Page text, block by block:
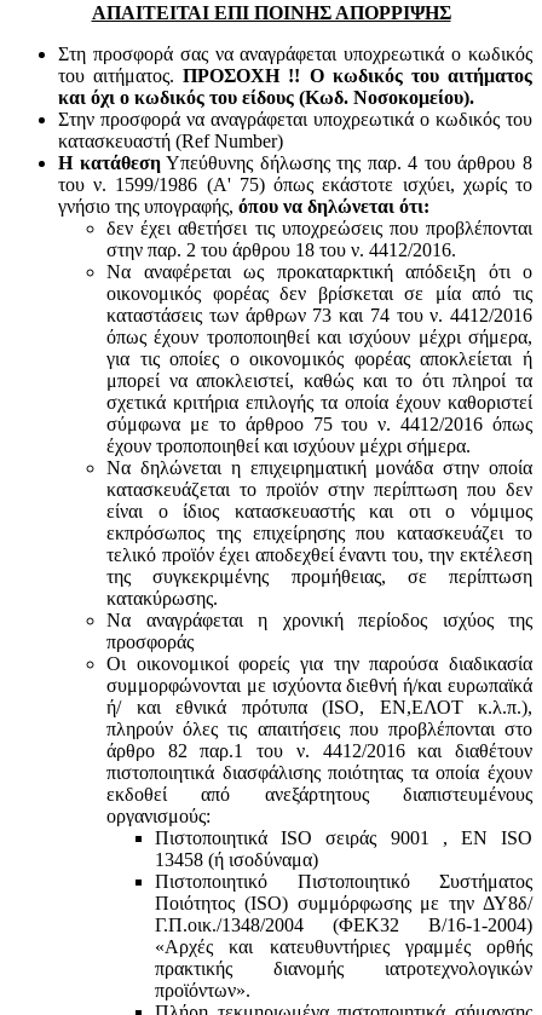
ΑΠΑΙΤΕΙΤΑΙ ΕΠΙ ΠΟΙΝΗΣ ΑΠΟΡΡΙΨΗΣ
Στη προσφορά σας να αναγράφεται υποχρεωτικά ο κωδικός
του αιτήματος.ΠΡΟΣΟΧΗ !! Ο κωδικός του αιτήματος
και όχι ο κωδικός του είδους (Κωδ. Νοσοκομείου).
Στην προσφορά να αναγράφεται υποχρεωτικά ο κωδικός του
κατασκευαστή (Ref Number)
Η κατάθεσηΥπεύθυνης δήλωσης της παρ. 4 του άρθρου 8
του ν. 1599/1986 (Α' 75) όπως εκάστοτε ισχύει, χωρίς το
γνήσιο της υπογραφής, όπου να δηλώνεται ότι:
δεν έχει αθετήσει τις υποχρεώσεις που προβλέπονται
στην παρ. 2 του άρθρου 18 του ν. 4412/2016.
Να αναφέρεται ως προκαταρκτική απόδειξη ότι ο
οικονομικός φορέας δεν βρίσκεται σε μία από τις
καταστάσεις των άρθρων 73 και 74 του ν. 4412/2016
όπως έχουν τροποποιηθεί και ισχύουν μέχρι σήμερα,
για τις οποίες ο οικονομικός φορέας αποκλείεται ή
μπορεί να αποκλειστεί, καθώς και το ότι πληροί τα
σχετικά κριτήρια επιλογής τα οποία έχουν καθοριστεί
σύμφωνα με τo άρθροo 75 του ν. 4412/2016 όπως
έχουν τροποποιηθεί και ισχύουν μέχρι σήμερα.
Να δηλώνεται η επιχειρηματική μονάδα στην οποία
κατασκευάζεται το προϊόν στην περίπτωση που δεν
είναι ο ίδιος κατασκευαστής και oτι ο νόμιμος
εκπρόσωπος της επιχείρησης που κατασκευάζει το
τελικό προϊόν έχει αποδεχθεί έναντι του, την εκτέλεση
της συγκεκριμένης προμήθειας, σε περίπτωση
κατακύρωσης.
Να αναγράφεται η χρονική περίοδος ισχύος της
προσφοράς
Οι οικονομικοί φορείς για την παρούσα διαδικασία
συμμορφώνονται με ισχύοντα διεθνή ή/και ευρωπαϊκά
ή/ και εθνικά πρότυπα (ISO, ΕΝ,ΕΛΟΤ κ.λ.π.),
πληρούν όλες τις απαιτήσεις που προβλέπονται στο
άρθρο 82 παρ.1 του ν. 4412/2016 και διαθέτουν
πιστοποιητικά διασφάλισης ποιότητας τα οποία έχουν
εκδοθεί από ανεξάρτητους διαπιστευμένους
οργανισμούς:
Πιστοποιητικά ISO σειράς 9001 , ΕΝ ISO
13458 (ή ισοδύναμα)
Πιστοποιητικό Πιστοποιητικό Συστήματος
Ποιότητος (ISO) συμμόρφωσης με την ΔΥ8δ/
Γ.Π.οικ./1348/2004 (ΦΕΚ32 Β/16-1-2004)
«Αρχές και κατευθυντήριες γραμμές ορθής
πρακτικής διανομής ιατροτεχνολογικών
προϊόντων».